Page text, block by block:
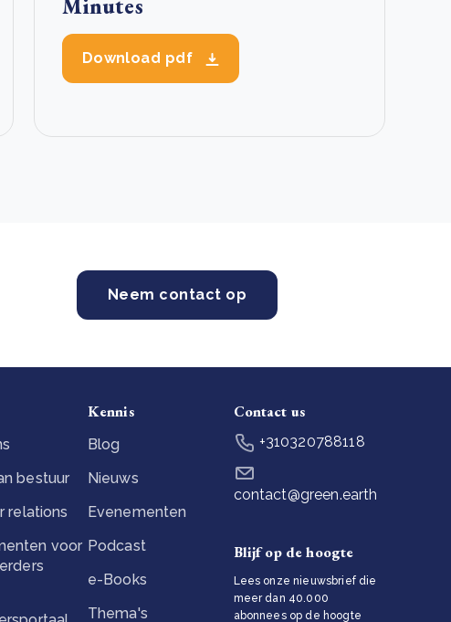
Minutes
Download pdf
Neem contact op
bestuur
relations
voor
Kennis
Blog
Nieuws
Evenementen
Podcast
e-Books
Thema's
Contact us
+310320788118
contact@green.earth
Blijf op de hoogte
Lees onze nieuwsbrief die
meer dan 40.000
abonnees op de hoogte